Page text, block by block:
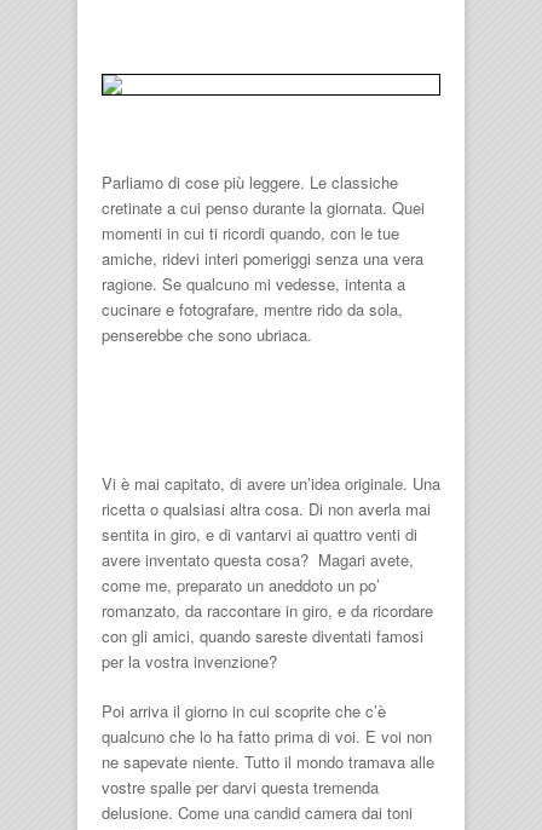
Parliamo di cose più leggere. Le classiche
cretinate a cui penso durante la giornata. Quei
momenti in cui ti ricordi quando, con le tue
amiche, ridevi interi pomeriggi senza una vera
ragione. Se qualcuno mi vedesse, intenta a
cucinare e fotografare, mentre rido da sola,
penserebbe che sono ubriaca.
Vi è mai capitato, di avere un’idea originale. Una
ricetta o qualsiasi altra cosa. Di non averla mai
sentita in giro, e di vantarvi ai quattro venti di
avere inventato questa cosa? Magari avete,
come me, preparato un aneddoto un po’
romanzato, da raccontare in giro, e da ricordare
con gli amici, quando sareste diventati famosi
per la vostra invenzione?
Poi arriva il giorno in cui scoprite che c’è
qualcuno che lo ha fatto prima di voi. E voi non
ne sapevate niente. Tutto il mondo tramava alle
vostre spalle per darvi questa tremenda
delusione. Come una candid camera dai toni